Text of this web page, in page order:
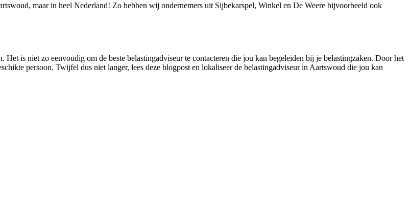
maar in heel Nederland! Zo hebben wij ondernemers uit Sijbekarspel, Winkel en De Weere bijvoorbeeld ook
is niet zo eenvoudig om de beste belastingadviseur te contacteren die jou kan begeleiden bij je belastingzaken. Door het
persoon. Twijfel dus niet langer, lees deze blogpost en lokaliseer de belastingadviseur in Aartswoud die jou kan